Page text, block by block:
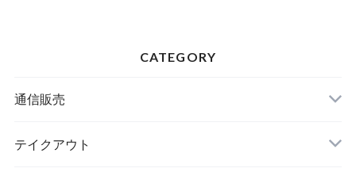
CATEGORY
通信販売
冷凍餃子
テイクアウト